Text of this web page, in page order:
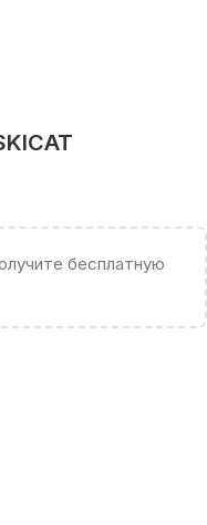
бесплатную